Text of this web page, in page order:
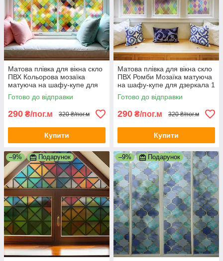
Матова плівка для вікна скло
ПВХ Кольорова мозаїка
матуюча на шафу-купе для
дзеркала 1 пог.м 1000х1000
мм
Готово до відправки
290 ₴/пог.м 320 ₴/пог.м
Купити
Матова плівка для вікна скло
ПВХ Ромби Мозаїка матуюча
на шафу-купе для дзеркала 1
пог.м 1000х1000 мм
Готово до відправки
290 ₴/пог.м 320 ₴/пог.м
Купити
–9% Подарунок –9% Подарунок